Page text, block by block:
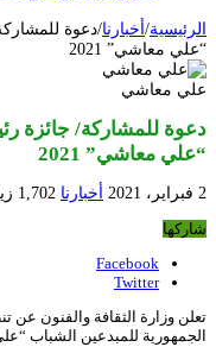
الرئيسية/ أخبارنا/دعوة
“علي معاشي” 2021
علي معاشي
دعوة للمشاركة/ جائزة
“علي معاشي” 2021
2 فبراير، 2021 أخبارنا 1,702 زيارة
شاركها
Facebook
Twitter
تعلن وزارة الثقافة والفنون عن
الجمهورية للمبدعين الشباب